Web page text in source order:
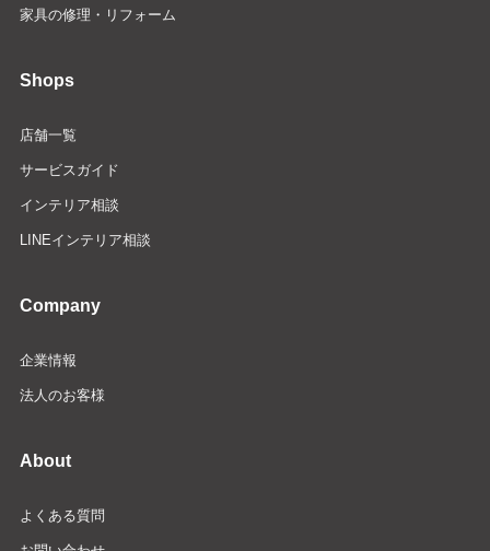
家具の修理・リフォーム
Shops
店舗一覧
サービスガイド
インテリア相談
LINEインテリア相談
Company
企業情報
法人のお客様
About
よくある質問